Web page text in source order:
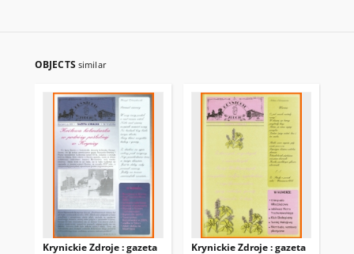
OBJECTS similar
Krynickie Zdroje : gazeta
Krynickie Zdroje : gazeta